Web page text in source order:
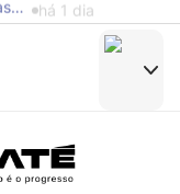
Alunos de escola municipal expõem obras produzidas com materiais recicláveis no Mistau há 1 dia